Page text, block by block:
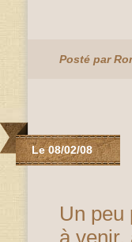
Posté par
Le 08/02/08
Un peu
à venir,